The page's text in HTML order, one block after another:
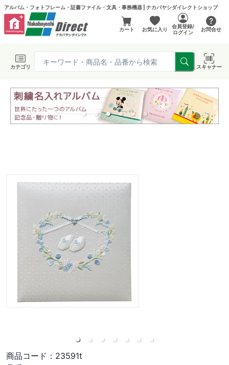
アルバム・フォトフレーム・証書ファイル・文具・事務機器 | ナカバヤシダイレクトショップ
カート お気に入り
会員登録/
ログイン
お問合せ
カテゴリ スキャナー
商品コード： 23591t